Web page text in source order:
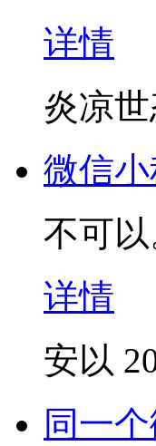
详情
炎凉
微信
不可以
详情
安以
同一